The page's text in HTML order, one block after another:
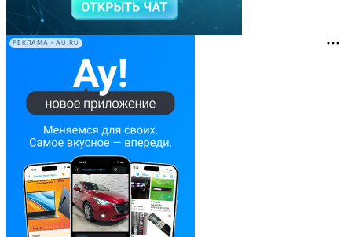
РЕКЛАМА • AU.RU